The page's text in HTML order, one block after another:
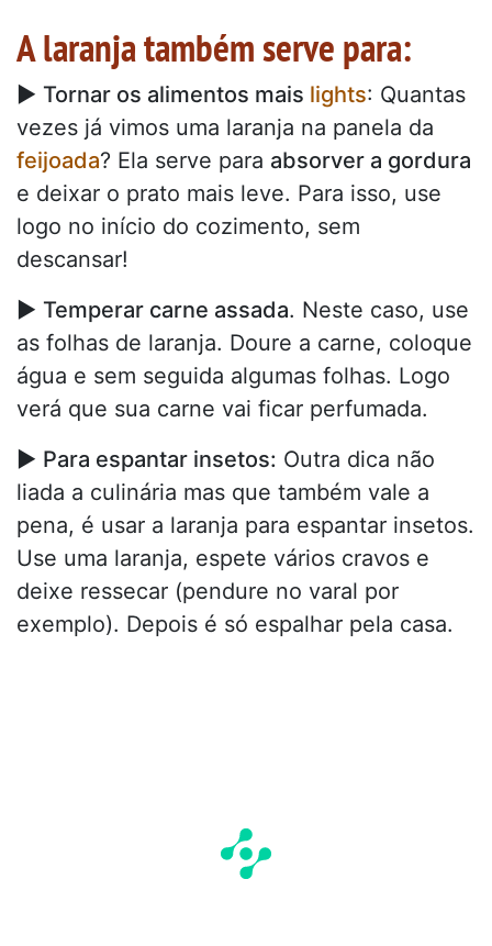
A laranja também serve para:
► Tornar os alimentos mais lights: Quantas
vezes já vimos uma laranja na panela da
feijoada? Ela serve para absorver a gordura
e deixar o prato mais leve. Para isso, use
logo no início do cozimento, sem
descansar!
► Temperar carne assada. Neste caso, use
as folhas de laranja. Doure a carne, coloque
água e sem seguida algumas folhas. Logo
verá que sua carne vai ficar perfumada.
► Para espantar insetos: Outra dica não
liada a culinária mas que também vale a
pena, é usar a laranja para espantar insetos.
Use uma laranja, espete vários cravos e
deixe ressecar (pendure no varal por
exemplo). Depois é só espalhar pela casa.